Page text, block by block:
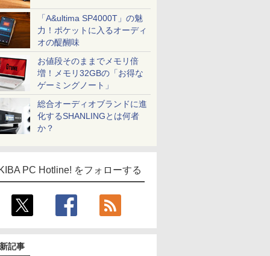
「A&ultima SP4000T」の魅
力！ポケットに入るオーディ
オの醍醐味
お値段そのままでメモリ倍
増！メモリ32GBの「お得な
ゲーミングノート」
総合オーディオブランドに進
化するSHANLINGとは何者
か？
PC Hotline! をフォローする
記事